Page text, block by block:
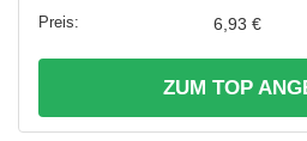
6,93 €
ZUM TOP